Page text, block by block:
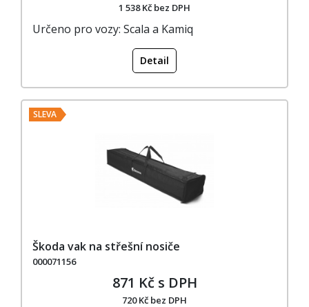
1 538 Kč bez DPH
Určeno pro vozy: Scala a Kamiq
Detail
SLEVA
Škoda vak na střešní nosiče
000071156
871 Kč s DPH
720 Kč bez DPH